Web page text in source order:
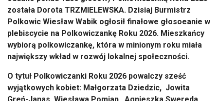
plebiscycie na Polkowiczankę Roku 2026. Mieszkańcy
wybiorą polkowiczankę, która w minionym roku miała
największy wkład w rozwój lokalnej społeczności.
O tytuł Polkowiczanki Roku 2026 powalczy sześć
wyjątkowych kobiet: Małgorzata Dziedzic, Jowita
Greń-Janas, Wiesława Pomian, Agnieszka Swereda,
Dorota Szubała i Katarzyna Wojcińska.